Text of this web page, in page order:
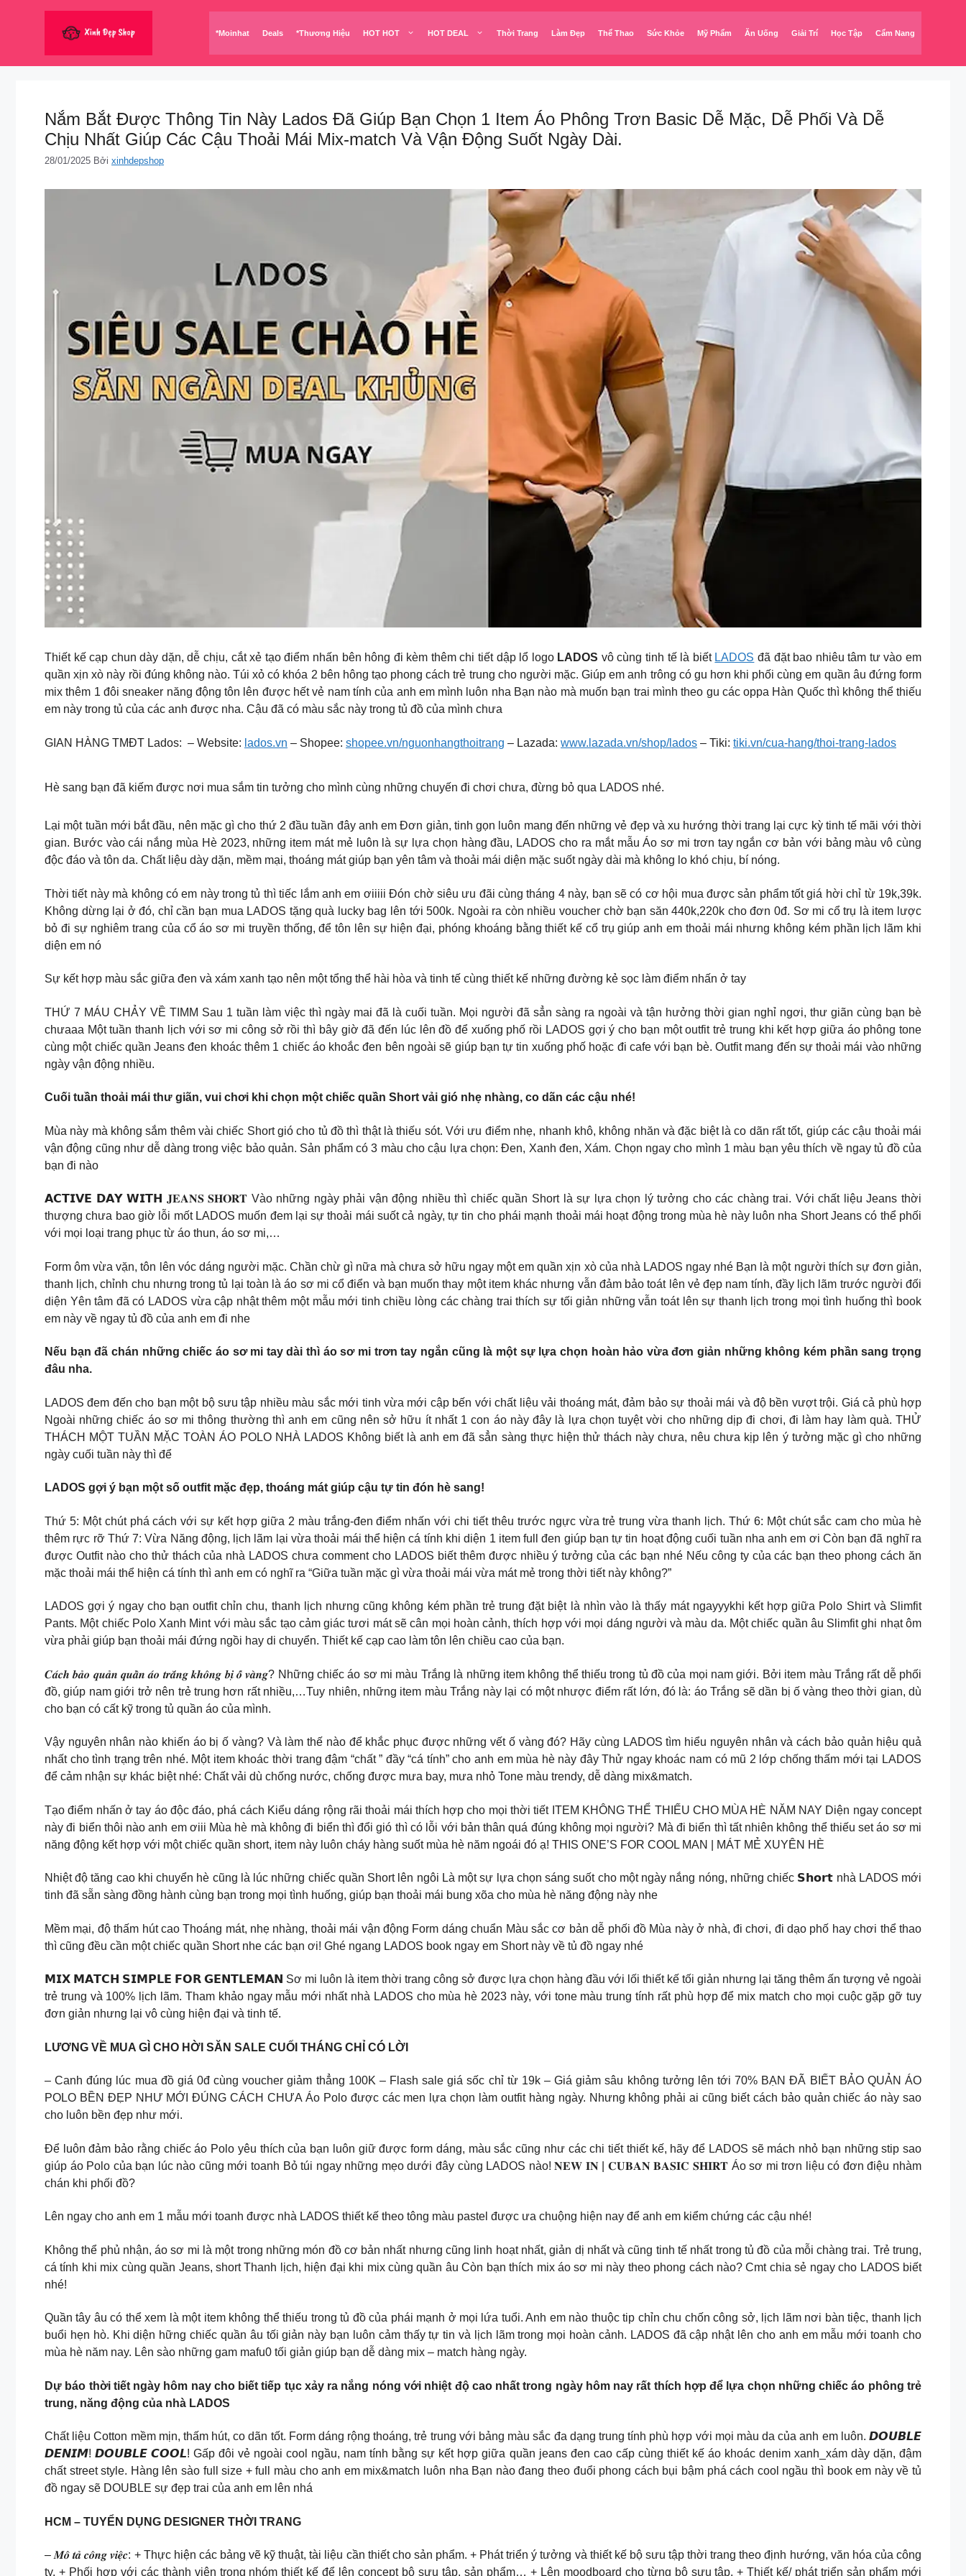
*Moinhat Deals *Thương Hiệu HOT HOT HOT DEAL Thời Trang Làm Đẹp Thể Thao Sức Khỏe Mỹ Phẩm Ăn Uống Giải Trí Học Tập Cẩm Nang
Nắm Bắt Được Thông Tin Này Lados Đã Giúp Bạn Chọn 1 Item Áo Phông Trơn Basic Dễ Mặc, Dễ Phối Và Dễ
Chịu Nhất Giúp Các Cậu Thoải Mái Mix-match Và Vận Động Suốt Ngày Dài.
28/01/2025 Bởi xinhdepshop
Thiết kế cạp chun dày dặn, dễ chịu, cắt xẻ tạo điểm nhấn bên hông đi kèm thêm chi tiết dập lổ logo LADOS vô cùng tinh tế là biết LADOS đã đặt bao nhiêu tâm tư vào em
quần xịn xò này rồi đúng không nào. Túi xỏ có khóa 2 bên hông tạo phong cách trẻ trung cho người mặc. Giúp em anh trông có gu hơn khi phối cùng em quần âu đứng form
mix thêm 1 đôi sneaker năng động tôn lên được hết vẻ nam tính của anh em mình luôn nha Bạn nào mà muốn bạn trai mình theo gu các oppa Hàn Quốc thì không thể thiếu
em này trong tủ của các anh được nha. Cậu đã có màu sắc này trong tủ đồ của mình chưa
GIAN HÀNG TMĐT Lados: – Website: lados.vn – Shopee: shopee.vn/nguonhangthoitrang – Lazada: www.lazada.vn/shop/lados – Tiki: tiki.vn/cua-hang/thoi-trang-lados
Hè sang bạn đã kiếm được nơi mua sắm tin tưởng cho mình cùng những chuyến đi chơi chưa, đừng bỏ qua LADOS nhé.
Lại một tuần mới bắt đầu, nên mặc gì cho thứ 2 đầu tuần đây anh em Đơn giản, tinh gọn luôn mang đến những vẻ đẹp và xu hướng thời trang lại cực kỳ tinh tế mãi với thời
gian. Bước vào cái nắng mùa Hè 2023, những item mát mẻ luôn là sự lựa chọn hàng đầu, LADOS cho ra mắt mẫu Áo sơ mi trơn tay ngắn cơ bản với bảng màu vô cùng
độc đáo và tôn da. Chất liệu dày dặn, mềm mại, thoáng mát giúp bạn yên tâm và thoải mái diện mặc suốt ngày dài mà không lo khó chịu, bí nóng.
Thời tiết này mà không có em này trong tủ thì tiếc lắm anh em ơiiiii Đón chờ siêu ưu đãi cùng tháng 4 này, bạn sẽ có cơ hội mua được sản phẩm tốt giá hời chỉ từ 19k,39k.
Không dừng lại ở đó, chỉ cần bạn mua LADOS tặng quà lucky bag lên tới 500k. Ngoài ra còn nhiều voucher chờ bạn săn 440k,220k cho đơn 0đ. Sơ mi cổ trụ là item lược
bỏ đi sự nghiêm trang của cổ áo sơ mi truyền thống, để tôn lên sự hiện đại, phóng khoáng bằng thiết kế cổ trụ giúp anh em thoải mái nhưng không kém phần lịch lãm khi
diện em nó
Sự kết hợp màu sắc giữa đen và xám xanh tạo nên một tổng thể hài hòa và tinh tế cùng thiết kế những đường kẻ sọc làm điểm nhấn ở tay
THỨ 7 MÁU CHẢY VỀ TIMM Sau 1 tuần làm việc thì ngày mai đã là cuối tuần. Mọi người đã sẳn sàng ra ngoài và tận hưởng thời gian nghỉ ngơi, thư giãn cùng bạn bè
chưaaa Một tuần thanh lịch với sơ mi công sở rồi thì bây giờ đã đến lúc lên đồ để xuống phố rồi LADOS gợi ý cho bạn một outfit trẻ trung khi kết hợp giữa áo phông tone
cùng một chiếc quần Jeans đen khoác thêm 1 chiếc áo khoắc đen bên ngoài sẽ giúp bạn tự tin xuống phố hoặc đi cafe với bạn bè. Outfit mang đến sự thoải mái vào những
ngày vận động nhiều.
Cuối tuần thoải mái thư giãn, vui chơi khi chọn một chiếc quần Short vải gió nhẹ nhàng, co dãn các cậu nhé!
Mùa này mà không sắm thêm vài chiếc Short gió cho tủ đồ thì thật là thiếu sót. Với ưu điểm nhẹ, nhanh khô, không nhăn và đặc biệt là co dãn rất tốt, giúp các cậu thoải mái
vận động cũng như dễ dàng trong việc bảo quản. Sản phẩm có 3 màu cho cậu lựa chọn: Đen, Xanh đen, Xám. Chọn ngay cho mình 1 màu bạn yêu thích về ngay tủ đồ của
bạn đi nào
𝗔𝗖𝗧𝗜𝗩𝗘 𝗗𝗔𝗬 𝗪𝗜𝗧𝗛 𝐉𝐄𝐀𝐍𝐒 𝐒𝐇𝐎𝐑𝐓 Vào những ngày phải vận động nhiều thì chiếc quần Short là sự lựa chọn lý tưởng cho các chàng trai. Với chất liệu Jeans thời
thượng chưa bao giờ lỗi mốt LADOS muốn đem lại sự thoải mái suốt cả ngày, tự tin cho phái mạnh thoải mái hoạt động trong mùa hè này luôn nha Short Jeans có thể phối
với mọi loại trang phục từ áo thun, áo sơ mi,…
Form ôm vừa vặn, tôn lên vóc dáng người mặc. Chần chừ gì nữa mà chưa sở hữu ngay một em quần xịn xò của nhà LADOS ngay nhé Bạn là một người thích sự đơn giản,
thanh lịch, chỉnh chu nhưng trong tủ lại toàn là áo sơ mi cổ điển và bạn muốn thay một item khác nhưng vẫn đảm bảo toát lên vẻ đẹp nam tính, đầy lịch lãm trước người đối
diện Yên tâm đã có LADOS vừa cập nhật thêm một mẫu mới tinh chiều lòng các chàng trai thích sự tối giản những vẫn toát lên sự thanh lịch trong mọi tình huống thì book
em này về ngay tủ đồ của anh em đi nhe
Nếu bạn đã chán những chiếc áo sơ mi tay dài thì áo sơ mi trơn tay ngắn cũng là một sự lựa chọn hoàn hảo vừa đơn giản những không kém phần sang trọng
đâu nha.
LADOS đem đến cho bạn một bộ sưu tập nhiều màu sắc mới tinh vừa mới cập bến với chất liệu vải thoáng mát, đảm bảo sự thoải mái và độ bền vượt trội. Giá cả phù hợp
Ngoài những chiếc áo sơ mi thông thường thì anh em cũng nên sở hữu ít nhất 1 con áo này đây là lựa chọn tuyệt vời cho những dịp đi chơi, đi làm hay làm quà. THỬ
THÁCH MỘT TUẦN MẶC TOÀN ÁO POLO NHÀ LADOS Không biết là anh em đã sẳn sàng thực hiện thử thách này chưa, nêu chưa kịp lên ý tưởng mặc gì cho những
ngày cuối tuần này thì để
LADOS gợi ý bạn một số outfit mặc đẹp, thoáng mát giúp cậu tự tin đón hè sang!
Thứ 5: Một chút phá cách với sự kết hợp giữa 2 màu trắng-đen điểm nhấn với chi tiết thêu trước ngực vừa trẻ trung vừa thanh lịch. Thứ 6: Một chút sắc cam cho mùa hè
thêm rực rỡ Thứ 7: Vừa Năng động, lịch lãm lại vừa thoải mái thể hiện cá tính khi diện 1 item full đen giúp bạn tự tin hoạt động cuối tuần nha anh em ơi Còn bạn đã nghĩ ra
được Outfit nào cho thử thách của nhà LADOS chưa comment cho LADOS biết thêm được nhiều ý tưởng của các bạn nhé Nếu công ty của các bạn theo phong cách ăn
mặc thoải mái thể hiện cá tính thì anh em có nghĩ ra “Giữa tuần mặc gì vừa thoải mái vừa mát mẻ trong thời tiết này không?”
LADOS gợi ý ngay cho bạn outfit chỉn chu, thanh lịch nhưng cũng không kém phần trẻ trung đặt biệt là nhìn vào là thấy mát ngayyykhi kết hợp giữa Polo Shirt và Slimfit
Pants. Một chiếc Polo Xanh Mint với màu sắc tạo cảm giác tươi mát sẽ cân mọi hoàn cảnh, thích hợp với mọi dáng người và màu da. Một chiếc quần âu Slimfit ghi nhạt ôm
vừa phải giúp bạn thoải mái đứng ngồi hay di chuyển. Thiết kế cạp cao làm tôn lên chiều cao của bạn.
𝑪𝒂́𝒄𝒉 𝒃𝒂̉𝒐 𝒒𝒖𝒂̉𝒏 𝒒𝒖𝒂̂̀𝒏 𝒂́𝒐 𝒕𝒓𝒂̆́𝒏𝒈 𝒌𝒉𝒐̂𝒏𝒈 𝒃𝒊̣ 𝒐̂́ 𝒗𝒂̀𝒏𝒈? Những chiếc áo sơ mi màu Trắng là những item không thể thiếu trong tủ đồ của mọi nam giới. Bởi item màu Trắng rất dễ phối
đồ, giúp nam giới trở nên trẻ trung hơn rất nhiều,…Tuy nhiên, những item màu Trắng này lại có một nhược điểm rất lớn, đó là: áo Trắng sẽ dần bị ố vàng theo thời gian, dù
cho bạn có cất kỹ trong tủ quần áo của mình.
Vậy nguyên nhân nào khiến áo bị ố vàng? Và làm thế nào để khắc phục được những vết ố vàng đó? Hãy cùng LADOS tìm hiểu nguyên nhân và cách bảo quản hiệu quả
nhất cho tình trạng trên nhé. Một item khoác thời trang đậm “chất ” đầy “cá tính” cho anh em mùa hè này đây Thử ngay khoác nam có mũ 2 lớp chống thấm mới tại LADOS
để cảm nhận sự khác biệt nhé: Chất vải dù chống nước, chống được mưa bay, mưa nhỏ Tone màu trendy, dễ dàng mix&match.
Tạo điểm nhấn ở tay áo độc đáo, phá cách Kiểu dáng rộng rãi thoải mái thích hợp cho mọi thời tiết ITEM KHÔNG THỂ THIẾU CHO MÙA HÈ NĂM NAY Diện ngay concept
này đi biển thôi nào anh em ơiii Mùa hè mà không đi biển thì đổi gió thì có lỗi với bản thân quá đúng không mọi người? Mà đi biển thì tất nhiên không thể thiếu set áo sơ mi
năng động kết hợp với một chiếc quần short, item này luôn cháy hàng suốt mùa hè năm ngoái đó ạ! THIS ONE’S FOR COOL MAN | MÁT MẺ XUYÊN HÈ
Nhiệt độ tăng cao khi chuyển hè cũng là lúc những chiếc quần Short lên ngôi Là một sự lựa chọn sáng suốt cho một ngày nắng nóng, những chiếc 𝗦𝗵𝗼𝗿𝘁 nhà LADOS mới
tinh đã sẵn sàng đồng hành cùng bạn trong mọi tình huống, giúp bạn thoải mái bung xõa cho mùa hè năng động này nhe
Mềm mại, độ thấm hút cao Thoáng mát, nhẹ nhàng, thoải mái vận động Form dáng chuẩn Màu sắc cơ bản dễ phối đồ Mùa này ở nhà, đi chơi, đi dạo phố hay chơi thể thao
thì cũng đều cần một chiếc quần Short nhe các bạn ơi! Ghé ngang LADOS book ngay em Short này về tủ đồ ngay nhé
𝗠𝗜𝗫 𝗠𝗔𝗧𝗖𝗛 𝗦𝗜𝗠𝗣𝗟𝗘 𝗙𝗢𝗥 𝗚𝗘𝗡𝗧𝗟𝗘𝗠𝗔𝗡 Sơ mi luôn là item thời trang công sở được lựa chọn hàng đầu với lối thiết kế tối giản nhưng lại tăng thêm ấn tượng vẻ ngoài
trẻ trung và 100% lịch lãm. Tham khảo ngay mẫu mới nhất nhà LADOS cho mùa hè 2023 này, với tone màu trung tính rất phù hợp để mix match cho mọi cuộc gặp gỡ tuy
đơn giản nhưng lại vô cùng hiện đại và tinh tế.
LƯƠNG VỀ MUA GÌ CHO HỜI SĂN SALE CUỐI THÁNG CHỈ CÓ LỜI
– Canh đúng lúc mua đồ giá 0đ cùng voucher giảm thẳng 100K – Flash sale giá sốc chỉ từ 19k – Giá giảm sâu không tưởng lên tới 70% BẠN ĐÃ BIẾT BẢO QUẢN ÁO
POLO BỀN ĐẸP NHƯ MỚI ĐÚNG CÁCH CHƯA Áo Polo được các men lựa chọn làm outfit hàng ngày. Nhưng không phải ai cũng biết cách bảo quản chiếc áo này sao
cho luôn bền đẹp như mới.
Để luôn đảm bảo rằng chiếc áo Polo yêu thích của bạn luôn giữ được form dáng, màu sắc cũng như các chi tiết thiết kế, hãy để LADOS sẽ mách nhỏ bạn những stip sao
giúp áo Polo của bạn lúc nào cũng mới toanh Bỏ túi ngay những mẹo dưới đây cùng LADOS nào! 𝐍𝐄𝐖 𝐈𝐍 | 𝐂𝐔𝐁𝐀𝐍 𝐁𝐀𝐒𝐈𝐂 𝐒𝐇𝐈𝐑𝐓 Áo sơ mi trơn liệu có đơn điệu nhàm
chán khi phối đồ?
Lên ngay cho anh em 1 mẫu mới toanh được nhà LADOS thiết kế theo tông màu pastel được ưa chuộng hiện nay để anh em kiểm chứng các cậu nhé!
Không thể phủ nhận, áo sơ mi là một trong những món đồ cơ bản nhất nhưng cũng linh hoạt nhất, giản dị nhất và cũng tinh tế nhất trong tủ đồ của mỗi chàng trai. Trẻ trung,
cá tính khi mix cùng quần Jeans, short Thanh lịch, hiện đại khi mix cùng quần âu Còn bạn thích mix áo sơ mi này theo phong cách nào? Cmt chia sẻ ngay cho LADOS biết
nhé!
Quần tây âu có thể xem là một item không thể thiếu trong tủ đồ của phái mạnh ở mọi lứa tuổi. Anh em nào thuộc tip chỉn chu chốn công sở, lịch lãm nơi bàn tiệc, thanh lịch
buổi hẹn hò. Khi diện hững chiếc quần âu tối giản này bạn luôn cảm thấy tự tin và lịch lãm trong mọi hoàn cảnh. LADOS đã cập nhật lên cho anh em mẫu mới toanh cho
mùa hè năm nay. Lên sào những gam mafu0 tối giản giúp bạn dễ dàng mix – match hàng ngày.
Dự báo thời tiết ngày hôm nay cho biết tiếp tục xảy ra nắng nóng với nhiệt độ cao nhất trong ngày hôm nay rất thích hợp để lựa chọn những chiếc áo phông trẻ
trung, năng động của nhà LADOS
Chất liệu Cotton mềm mịn, thấm hút, co dãn tốt. Form dáng rộng thoáng, trẻ trung với bảng màu sắc đa dạng trung tính phù hợp với mọi màu da của anh em luôn. 𝘿𝙊𝙐𝘽𝙇𝙀
𝘿𝙀𝙉𝙄𝙈! 𝘿𝙊𝙐𝘽𝙇𝙀 𝘾𝙊𝙊𝙇! Gấp đôi vẻ ngoài cool ngầu, nam tính bằng sự kết hợp giữa quần jeans đen cao cấp cùng thiết kế áo khoác denim xanh_xám dày dặn, đậm
chất street style. Hàng lên sào full size + full màu cho anh em mix&match luôn nha Bạn nào đang theo đuổi phong cách bụi bậm phá cách cool ngầu thì book em này về tủ
đồ ngay sẽ DOUBLE sự đẹp trai của anh em lên nhá
HCM – TUYỂN DỤNG DESIGNER THỜI TRANG
– 𝑴𝒐̂ 𝒕𝒂̉ 𝒄𝒐̂𝒏𝒈 𝒗𝒊𝒆̣̂𝒄: + Thực hiện các bảng vẽ kỹ thuật, tài liệu cần thiết cho sản phẩm. + Phát triển ý tưởng và thiết kế bộ sưu tập thời trang theo định hướng, văn hóa của công
ty. + Phối hợp với các thành viên trong nhóm thiết kế để lên concept bộ sưu tập, sản phẩm… + Lên moodboard cho từng bộ sưu tập. + Thiết kế/ phát triển sản phẩm mới